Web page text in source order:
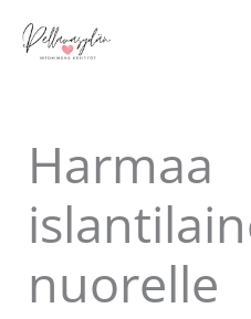
sisältöön
Harmaa
nuorelle